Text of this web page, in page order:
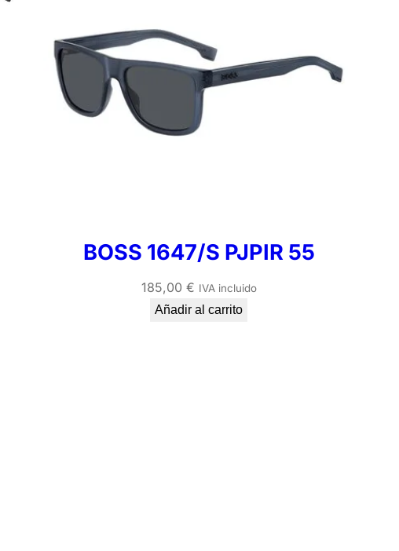
BOSS 1647/S PJPIR 55
185,00 € IVA incluido
Añadir al carrito